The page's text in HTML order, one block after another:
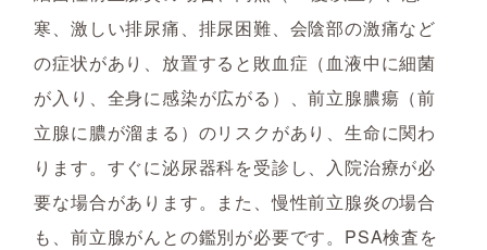
寒、激しい排尿痛、排尿困難、会陰部の激痛など
の症状があり、放置すると敗血症（血液中に細菌
が入り、全身に感染が広がる）、前立腺膿瘍（前
立腺に膿が溜まる）のリスクがあり、生命に関わ
ります。すぐに泌尿器科を受診し、入院治療が必
要な場合があります。また、慢性前立腺炎の場合
も、前立腺がんとの鑑別が必要です。PSA検査を